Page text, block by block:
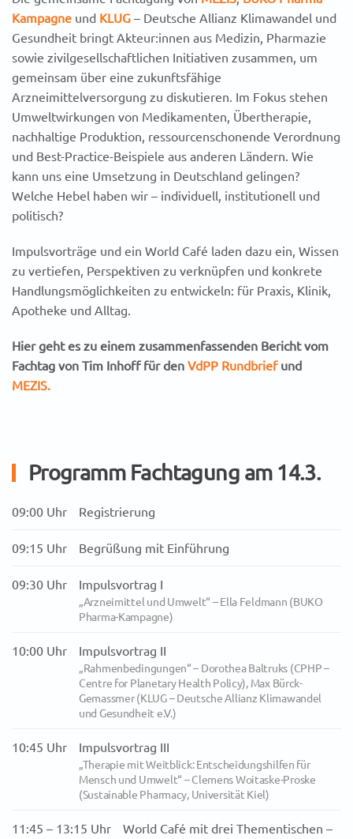
Kampagne und KLUG – Deutsche Allianz Klimawandel und
Gesundheit bringt Akteur:innen aus Medizin, Pharmazie
sowie zivilgesellschaftlichen Initiativen zusammen, um
gemeinsam über eine zukunftsfähige
Arzneimittelversorgung zu diskutieren. Im Fokus stehen
Umweltwirkungen von Medikamenten, Übertherapie,
nachhaltige Produktion, ressourcenschonende Verordnung
und Best-Practice-Beispiele aus anderen Ländern. Wie
kann uns eine Umsetzung in Deutschland gelingen?
Welche Hebel haben wir – individuell, institutionell und
politisch?
Impulsvorträge und ein World Café laden dazu ein, Wissen
zu vertiefen, Perspektiven zu verknüpfen und konkrete
Handlungsmöglichkeiten zu entwickeln: für Praxis, Klinik,
Apotheke und Alltag.
Hier geht es zu einem zusammenfassenden Bericht vom
Fachtag von Tim Inhoff für den VdPP Rundbriefund
MEZIS.
Programm Fachtagung am 14.3.
09:00 Uhr Registrierung
09:15 Uhr Begrüßung mit Einführung
09:30 Uhr Impulsvortrag I
„Arzneimittel und Umwelt“ – Ella Feldmann (BUKO
Pharma-Kampagne)
10:00 Uhr Impulsvortrag II
„Rahmenbedingungen“ – Dorothea Baltruks (CPHP –
Centre for Planetary Health Policy), Max Bürck-
Gemassmer (KLUG – Deutsche Allianz Klimawandel
und Gesundheit e.V.)
10:45 Uhr Impulsvortrag III
„Therapie mit Weitblick: Entscheidungshilfen für
Mensch und Umwelt“ – Clemens Woitaske-Proske
(Sustainable Pharmacy, Universität Kiel)
11:45 – 13:15 Uhr World Café mit drei Thementischen –